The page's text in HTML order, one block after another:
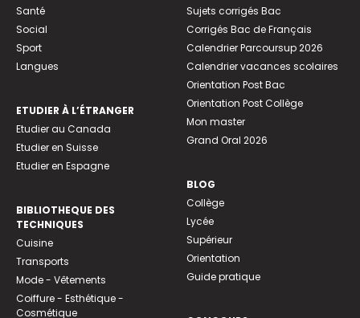
Santé
Social
Sport
Langues
ETUDIER À L’ÉTRANGER
Etudier au Canada
Etudier en Suisse
Etudier en Espagne
BIBLIOTHEQUE DES
TECHNIQUES
Cuisine
Transports
Mode - Vêtements
Coiffure - Esthétique -
Cosmétique
Sujets corrigés Bac
Corrigés Bac de Français
Calendrier Parcoursup 2026
Calendrier vacances scolaires
Orientation Post Bac
Orientation Post Collège
Mon master
Grand Oral 2026
BLOG
Collège
Lycée
Supérieur
Orientation
Guide pratique